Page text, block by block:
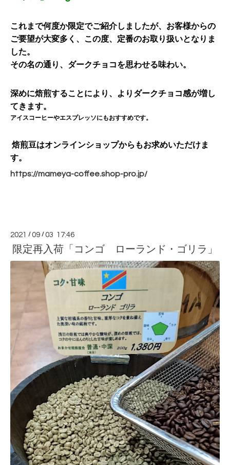
これまで何度か限定でご紹介しましたが、お客様からの
ご要望が大変多く、この度、定番のお取り扱いとなりま
した。
その名の通り、ダークチョコを思わせる味わい。
深めに焙煎することにより、よりダークチョコ感が増し
てきます。
アイスコーヒーやエスプレッソにもおすすめです。
焙煎豆はオンラインショップからもお求めいただけま
す。
https://mameya-coffee.shop-pro.jp/
2021 /09 /03 17:46
限定再入荷「コンゴ ローランド・ゴリラ」